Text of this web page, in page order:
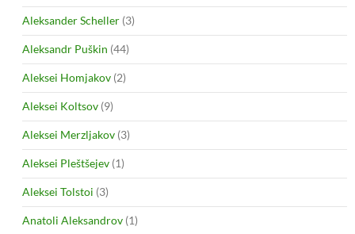
Aleksander Scheller (3)
Aleksandr Puškin (44)
Aleksei Homjakov (2)
Aleksei Koltsov (9)
Aleksei Merzljakov (3)
Aleksei Pleštšejev (1)
Aleksei Tolstoi (3)
Anatoli Aleksandrov (1)